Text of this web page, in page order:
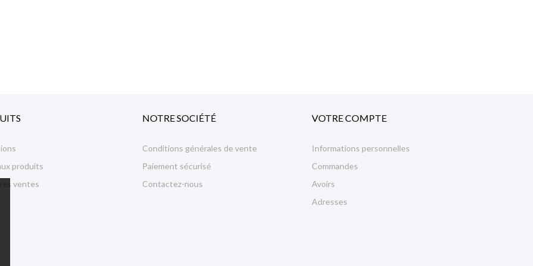
produits
ventes
NOTRE SOCIÉTÉ
Conditions générales de vente
Paiement sécurisé
Contactez-nous
VOTRE COMPTE
Informations personnelles
Commandes
Avoirs
Adresses